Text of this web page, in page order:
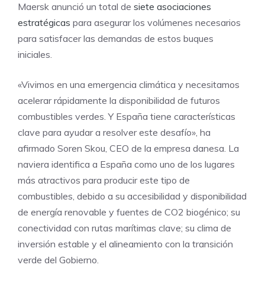
Maersk anunció un total de siete asociaciones
estratégicas para asegurar los volúmenes necesarios
para satisfacer las demandas de estos buques
iniciales.
«Vivimos en una emergencia climática y necesitamos
acelerar rápidamente la disponibilidad de futuros
combustibles verdes. Y España tiene características
clave para ayudar a resolver este desafío», ha
afirmado Soren Skou, CEO de la empresa danesa. La
naviera identifica a España como uno de los lugares
más atractivos para producir este tipo de
combustibles, debido a su accesibilidad y disponibilidad
de energía renovable y fuentes de CO2 biogénico; su
conectividad con rutas marítimas clave; su clima de
inversión estable y el alineamiento con la transición
verde del Gobierno.